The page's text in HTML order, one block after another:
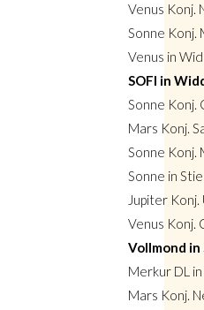
Venus Konj.
Sonne Konj.
Venus in
SOFI in
Sonne Konj.
Mars Konj.
Sonne Konj.
Sonne in
Jupiter
Venus Konj.
Vollmond in
Merkur DL
Mars Konj.